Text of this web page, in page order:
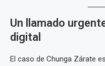
Un llamado
digital
El caso de Chunga Zárate